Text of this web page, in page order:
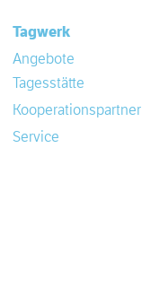
Tagwerk
Angebote
Tagesstätte
Kooperationspartner
Service